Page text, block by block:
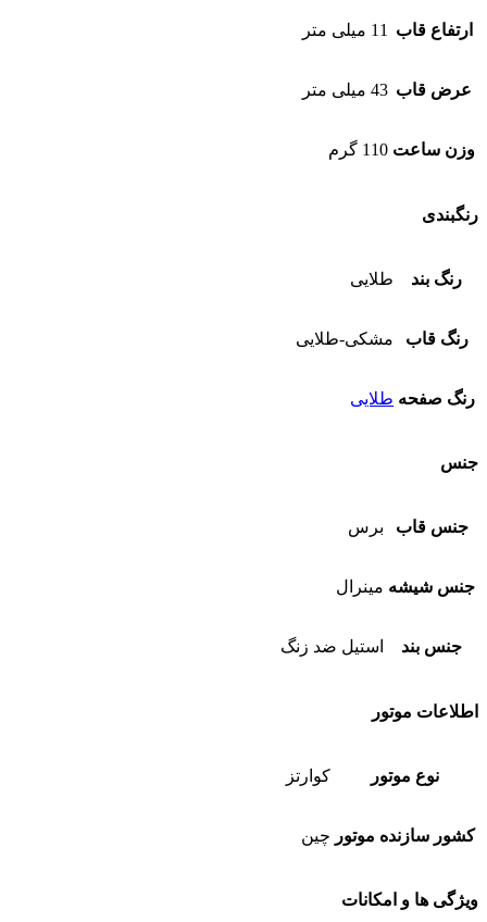
ارتفاع قاب 11 میلی متر
عرض قاب 43 میلی متر
وزن ساعت 110 گرم
رنگبندی
رنگ بند طلایی
رنگ قاب مشکی-طلایی
رنگ صفحه طلایی
جنس
جنس قاب برس
جنس شیشه مینرال
جنس بند استیل ضد زنگ
اطلاعات موتور
نوع موتور کوارتز
کشور سازنده موتور چین
ویژگی ها و امکانات